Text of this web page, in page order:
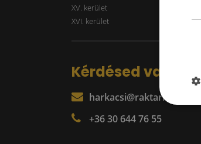
XV. kerület
XVI. kerület
Kérdésed van?
harkacsi@raktarkereso.hu
+36 30 644 76 55